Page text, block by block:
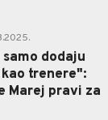
dodaju
trenere":
Marej pravi za